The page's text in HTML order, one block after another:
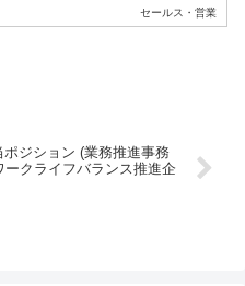
セールス・営業
ジション (業務推進事務
クライフバランス推進企